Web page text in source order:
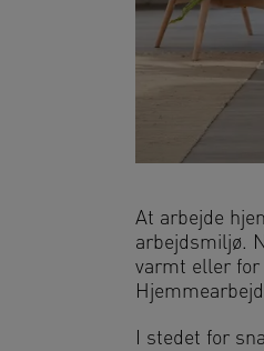
At arbejde
arbejdsmiljø.
varmt eller for
I stedet for